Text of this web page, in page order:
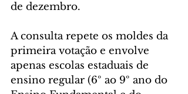
de dezembro.
A consulta repete os moldes da
primeira votação e envolve
apenas escolas estaduais de
ensino regular (6º ao 9º ano do